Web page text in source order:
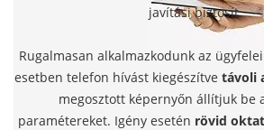
javítási biztosít.
Rugalmasan alkalmazkodunk az
esetben telefon hívást kiegészítve távoli
megosztott képernyőn állítjuk be
paramétereket. Igény esetén rövid